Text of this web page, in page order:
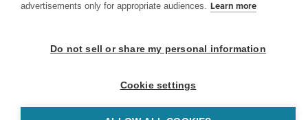
advertisements only for appropriate audiences. Learn more
Do not sell or share my personal information
Cookie settings